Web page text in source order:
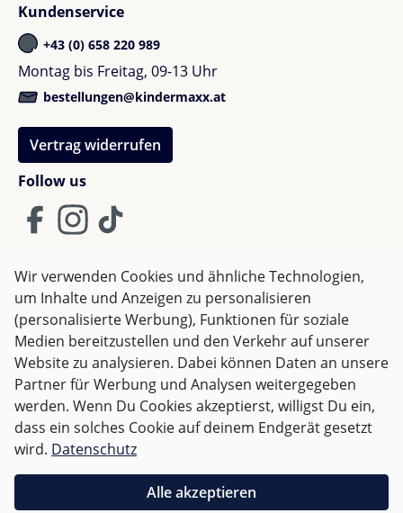
Follow us
Kundenservice
+43 (0) 658 220 989
Montag bis Freitag, 09-13 Uhr
bestellungen@kindermaxx.at
Vertrag widerrufen
AGB Impressum
Datenschutz
Widerrufsrecht
Alle Preise inkl. gesetzl. Mehrwertsteuer zzgl.Versandkosten
und ggf. Nachnahmegebühren, wenn nicht anders
angegeben.
Für Österreich sind Bestellungen ab 50,- EUR
versandkostenfrei.
Wir verwenden Cookies und ähnliche Technologien,
um Inhalte und Anzeigen zu personalisieren
(personalisierte Werbung), Funktionen für soziale
Medien bereitzustellen und den Verkehr auf unserer
Website zu analysieren. Dabei können Daten an unsere
Partner für Werbung und Analysen weitergegeben
werden. Wenn Du Cookies akzeptierst, willigst Du ein,
dass ein solches Cookie auf deinem Endgerät gesetzt
wird. Datenschutz
Alle akzeptieren